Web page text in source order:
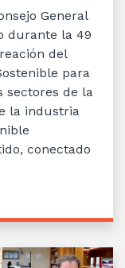
General
durante la 49
del
para
sectores de la
la industria
conectado